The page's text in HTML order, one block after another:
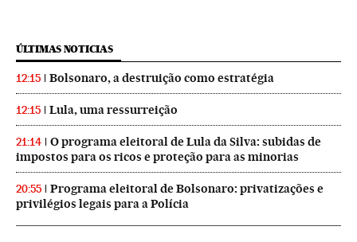
ÚLTIMAS NOTICIAS
12:15 Bolsonaro, a destruição como estratégia
12:15 Lula, uma ressurreição
21:14
O programa eleitoral de Lula da Silva: subidas de
impostos para os ricos e proteção para as minorias
20:55
Programa eleitoral de Bolsonaro: privatizações e
privilégios legais para a Polícia